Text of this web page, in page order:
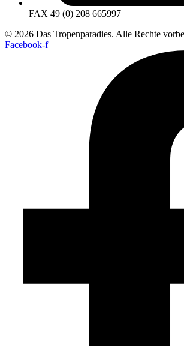
FAX 49 (0) 208 665997
© 2026 Das Tropenparadies. Alle Rechte
Facebook-f